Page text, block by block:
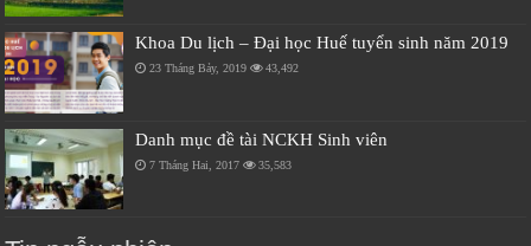
Khoa Du lịch – Đại học Huế tuyển sinh năm 2019
23 Tháng Bảy, 2019 43,492
Danh mục đề tài NCKH Sinh viên
7 Tháng Hai, 2017 35,583